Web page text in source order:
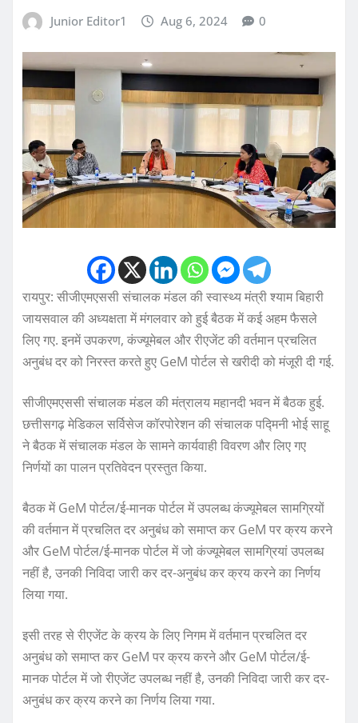
Junior Editor1 Aug 6, 2024 0
रायपुर: सीजीएमएससी संचालक मंडल की स्वास्थ्य मंत्री श्याम बिहारी
जायसवाल की अध्यक्षता में मंगलवार को हुई बैठक में कई अहम फैसले
लिए गए. इनमें उपकरण, कंज्यूमेबल और रीएजेंट की वर्तमान प्रचलित
अनुबंध दर को निरस्त करते हुए GeM पोर्टल से खरीदी को मंजूरी दी गई.
सीजीएमएससी संचालक मंडल की मंत्रालय महानदी भवन में बैठक हुई.
छत्तीसगढ़ मेडिकल सर्विसेज कॉरपोरेशन की संचालक पद्मिनी भोई साहू
ने बैठक में संचालक मंडल के सामने कार्यवाही विवरण और लिए गए
निर्णयों का पालन प्रतिवेदन प्रस्तुत किया.
बैठक में GeM पोर्टल/ई-मानक पोर्टल में उपलब्ध कंज्यूमेबल सामग्रियों
की वर्तमान में प्रचलित दर अनुबंध को समाप्त कर GeM पर क्रय करने
और GeM पोर्टल/ई-मानक पोर्टल में जो कंज्यूमेबल सामग्रियां उपलब्ध
नहीं है, उनकी निविदा जारी कर दर-अनुबंध कर क्रय करने का निर्णय
लिया गया.
इसी तरह से रीएजेंट के क्रय के लिए निगम में वर्तमान प्रचलित दर
अनुबंध को समाप्त कर GeM पर क्रय करने और GeM पोर्टल/ई-
मानक पोर्टल में जो रीएजेंट उपलब्ध नहीं है, उनकी निविदा जारी कर दर-
अनुबंध कर क्रय करने का निर्णय लिया गया.